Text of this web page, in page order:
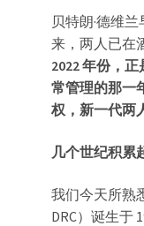
贝特朗·德维
来，两人已在
2022 年份，
常管理的那一
权，新一代两
几个世纪积累
我们今天所熟
DRC）诞生于